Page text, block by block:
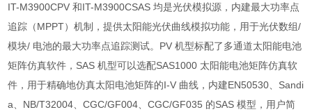
IT-M3900CPV和IT-M3900CSAS均是光伏模拟源，内建最大功率点
追踪（MPPT）机制，提供太阳能光伏曲线模拟功能，用于光伏数组/
模块/ 电池的最大功率点追踪测试。 PV机型标配了多通道太阳能电池
矩阵仿真软件， SAS机型可以选配SAS1000 太阳能电池矩阵仿真软
件，用于精确地仿真太阳电池矩阵的I-V 曲线，内建EN50530
Sandi
a
NB/T32004 、CGC/GF004 、CGC/GF035 的SAS模型，用户简